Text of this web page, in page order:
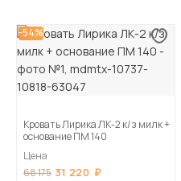
-54%
Кровать Лирика ЛК-2 к/з милк +
основание ПМ 140
Цена
68 175 31 220